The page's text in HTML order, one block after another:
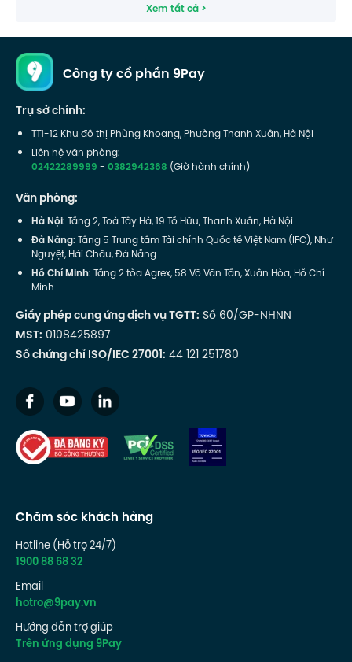
Xem tất cả >
Công ty cổ phần 9Pay
Trụ sở chính:
TT1-12 Khu đô thị Phùng Khoang, Phường Thanh Xuân, Hà Nội
Liên hệ văn phòng:
02422289999-0382942368 (Giờ hành chính)
Văn phòng:
Hà Nội: Tầng 2, Toà Tây Hà, 19 Tố Hữu, Thanh Xuân, Hà Nội
Đà Nẵng: Tầng 5 Trung tâm Tài chính Quốc tế Việt Nam (IFC), Như
Nguyệt, Hải Châu, Đà Nẵng
Hồ Chí Minh: Tầng 2 tòa Agrex, 58 Võ Văn Tần, Xuân Hòa, Hồ Chí
Minh
Giấy phép cung ứng dịch vụ TGTT: Số 60/GP-NHNN
MST: 0108425897
Số chứng chỉ ISO/IEC 27001: 44 121 251780
Chăm sóc khách hàng
Hotline (Hỗ trợ 24/7)
1900 88 68 32
Email
hotro@9pay.vn
Hướng dẫn trợ giúp
Trên ứng dụng 9Pay